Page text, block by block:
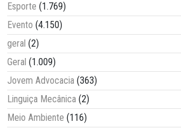
Esporte (1.769)
Evento (4.150)
geral (2)
Geral (1.009)
Jovem Advocacia (363)
Linguiça Mecânica (2)
Meio Ambiente (116)